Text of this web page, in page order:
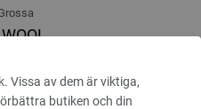
Vissa av dem är viktiga,
butiken och din
160 m / 50 g
3 - 3,5